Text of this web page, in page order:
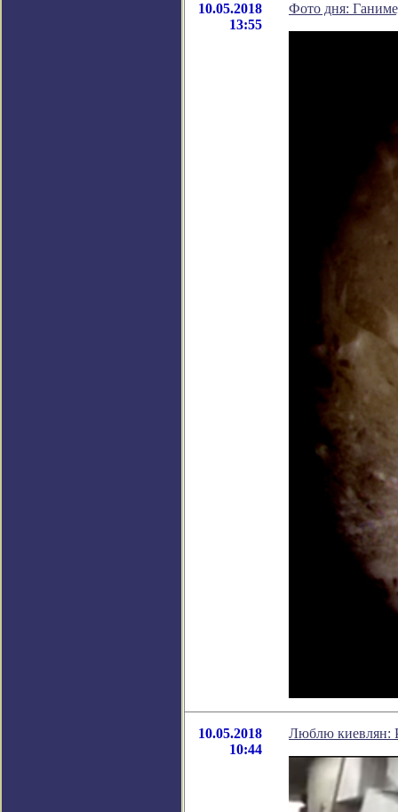
10.05.2018
13:55
Фото дня:
10.05.2018
10:44
Люблю киевлян: